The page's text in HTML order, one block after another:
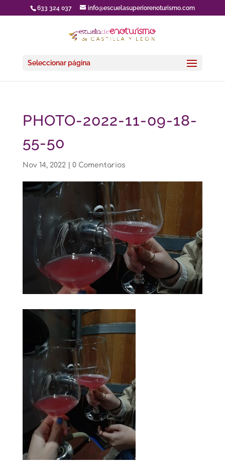
633 324 037 info@escuelasuperiorenoturismo.com
Seleccionar página
PHOTO-2022-11-09-18-
55-50
Nov 14, 2022| 0 Comentarios